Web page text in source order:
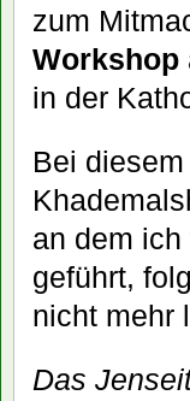
zum
Workshop
in der
Bei
an dem
geführt,
nicht mehr
Das